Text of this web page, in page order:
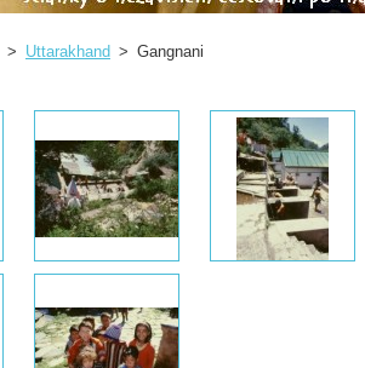
> Uttarakhand > Gangnani